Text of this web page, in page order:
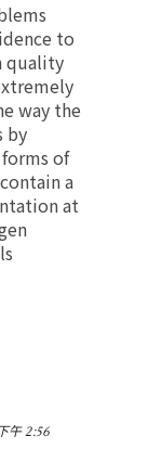
to
quality
way the
by
of
a
at
午 2:56